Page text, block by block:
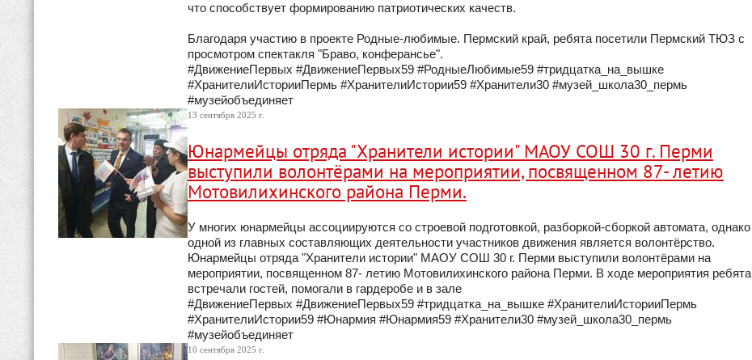
что способствует формированию патриотических качеств.
Благодаря участию в проекте Родные-любимые. Пермский край, ребята посетили Пермский ТЮЗ с
просмотром спектакля "Браво, конферансье".
#ДвижениеПервых #ДвижениеПервых59 #РодныеЛюбимые59 #тридцатка_на_вышке
#ХранителиИсторииПермь #ХранителиИстории59 #Хранители30 #музей_школа30_пермь
#музейобъединяет
13 сентября 2025 г.
Юнармейцы отряда "Хранители истории" МАОУ СОШ 30 г. Перми
выступили волонтёрами на мероприятии, посвященном 87- летию
Мотовилихинского района Перми.
У многих юнармейцы ассоциируются со строевой подготовкой, разборкой-сборкой автомата, однако
одной из главных составляющих деятельности участников движения является волонтёрство.
Юнармейцы отряда "Хранители истории" МАОУ СОШ 30 г. Перми выступили волонтёрами на
мероприятии, посвященном 87- летию Мотовилихинского района Перми. В ходе мероприятия ребята
встречали гостей, помогали в гардеробе и в зале
#ДвижениеПервых #ДвижениеПервых59 #тридцатка_на_вышке #ХранителиИсторииПермь
#ХранителиИстории59 #Юнармия #Юнармия59 #Хранители30 #музей_школа30_пермь
#музейобъединяет
10 сентября 2025 г.